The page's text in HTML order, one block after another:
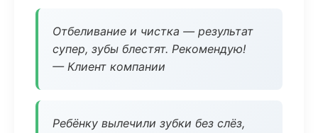
Отбеливание и чистка — результат
супер, зубы блестят. Рекомендую!
— Клиент компании
Ребёнку вылечили зубки без слёз,